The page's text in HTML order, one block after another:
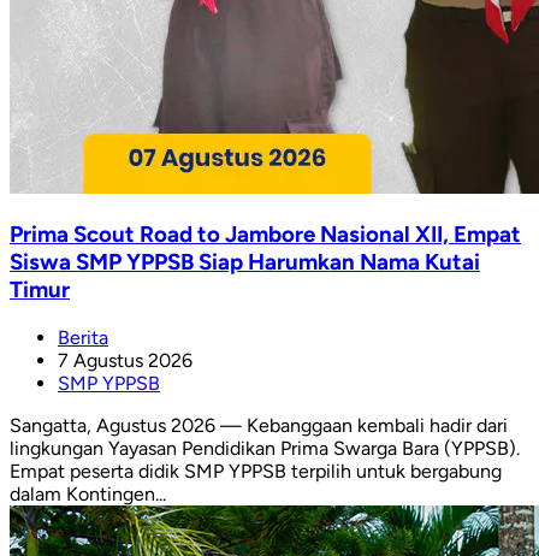
Prima Scout Road to Jambore Nasional XII, Empat
Siswa SMP YPPSB Siap Harumkan Nama Kutai
Timur
Berita
7 Agustus 2026
SMP YPPSB
Sangatta, Agustus 2026 — Kebanggaan kembali hadir dari
lingkungan Yayasan Pendidikan Prima Swarga Bara (YPPSB).
Empat peserta didik SMP YPPSB terpilih untuk bergabung
dalam Kontingen...